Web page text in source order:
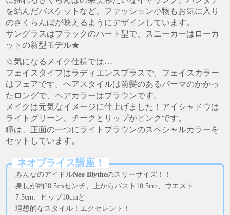
を結んだバスケットなど、ファッション小物もお気に入り
のさくらんぼが映えるようにデザインしています。
サングラスはブラックのハート型で、スニーカーはローカ
ットの新型モデル★
☆気になるメイク仕様では…
フェイスタイプはラディエンスプラスで、フェイスカラー
はフェアです。ヘアスタイルは前髪のあるパーマのかかっ
たロングで、ヘアカラーはブラウンです。
メイクは元気なイメージに仕上げました！アイシャドウは
ライトグリーン、チークとリップがピンクです。
瞳は、正面の一つにライトブラウンのスペシャルカラーを
セットしています。
ネオブライス講座！
みんなのアイドルNeo Blytheのスリーサイズ！！
身長が約28.5㎝センチ、上からバスト10.5cm、ウエスト
7.5cm、ヒップ10cmと
理想的なスタイル！エクセレント！